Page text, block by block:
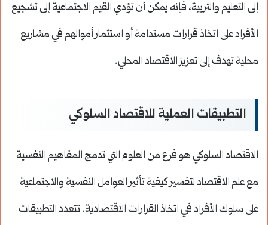
إلى التعليم والتربية، فإنه يمكن أن تؤدي القيم الاجتماعية إلى تشجيع
الأفراد على اتخاذ قرارات مستدامة أو استثمار أموالهم في مشاريع
محلية تهدف إلى تعزيز الاقتصاد المحلي.
التطبيقات العملية للاقتصاد السلوكي
الاقتصاد السلوكي هو فرع من العلوم التي تدمج المفاهيم النفسية
مع علم الاقتصاد لتفسير كيفية تأثير العوامل النفسية والاجتماعية
على سلوك الأفراد في اتخاذ القرارات الاقتصادية. تتعدد التطبيقات